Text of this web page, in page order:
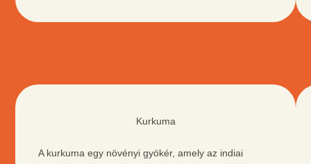
ZÖLD
TEA
Kurkuma
A kurkuma egy növényi gyökér, amely az indiai